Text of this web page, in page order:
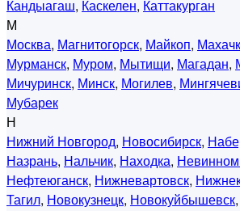
Кандыагаш, Каскелен, Каттакурган
М
Москва, Магнитогорск, Майкоп,
Мурманск, Муром, Мытищи, Магадан,
Мичуринск, Минск, Могилев,
Мубарек
Н
Нижний Новгород, Новосибирск,
Назрань, Нальчик, Находка,
Нефтеюганск, Нижневартовск,
Тагил, Новокузнецк, Новокуйбышевск,